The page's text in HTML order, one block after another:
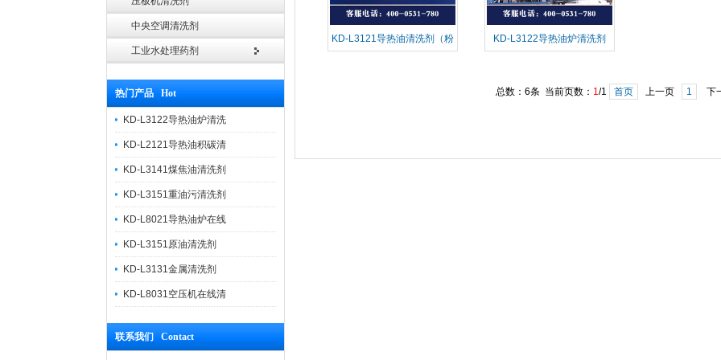
中央空调清洗剂
工业水处理药剂
热门产品 Hot
KD-L3122导热油炉清洗
KD-L2121导热油积碳清
KD-L3141煤焦油清洗剂
KD-L3151重油污清洗剂
KD-L8021导热油炉在线
KD-L3151原油清洗剂
KD-L3131金属清洗剂
KD-L8031空压机在线清
联系我们 Contact
KD-L3121导热油清洗剂（粉 KD-L3122导热油炉清洗剂
总数：6条 当前页数： 1/1 首页 上一页 1 下